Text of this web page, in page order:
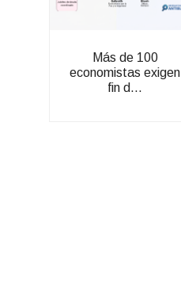
Más de 100
economistas exigen
fin d...